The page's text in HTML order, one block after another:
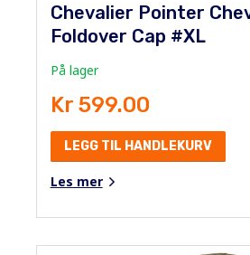
Chevalier Pointer
Foldover Cap #XL
På lager
Kr 599.00
LEGG TIL HANDLEKURV
Les mer